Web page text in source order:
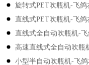
旋转式PET吹瓶机-飞鸽
直线式PET吹瓶机-飞鸽
直线式全自动吹瓶机-
高速直线式全自动吹瓶
小型半自动吹瓶机-飞鸽